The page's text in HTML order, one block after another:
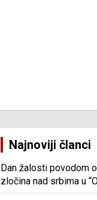
Najnoviji članci
Dan žalosti povodom
zločina nad srbima u